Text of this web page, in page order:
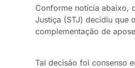
Conforme notícia abaixo,
Justiça (STJ) decidiu que
complementação de
Tal decisão foi consenso